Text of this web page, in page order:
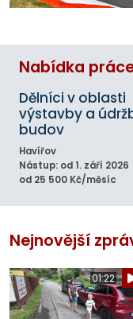
Nabídka
Dělníci v oblasti
výstavby a
budov
Havířov
Nástup: od 1. září 2026
od 25 500 Kč/měsíc
Nejnovější
01:22